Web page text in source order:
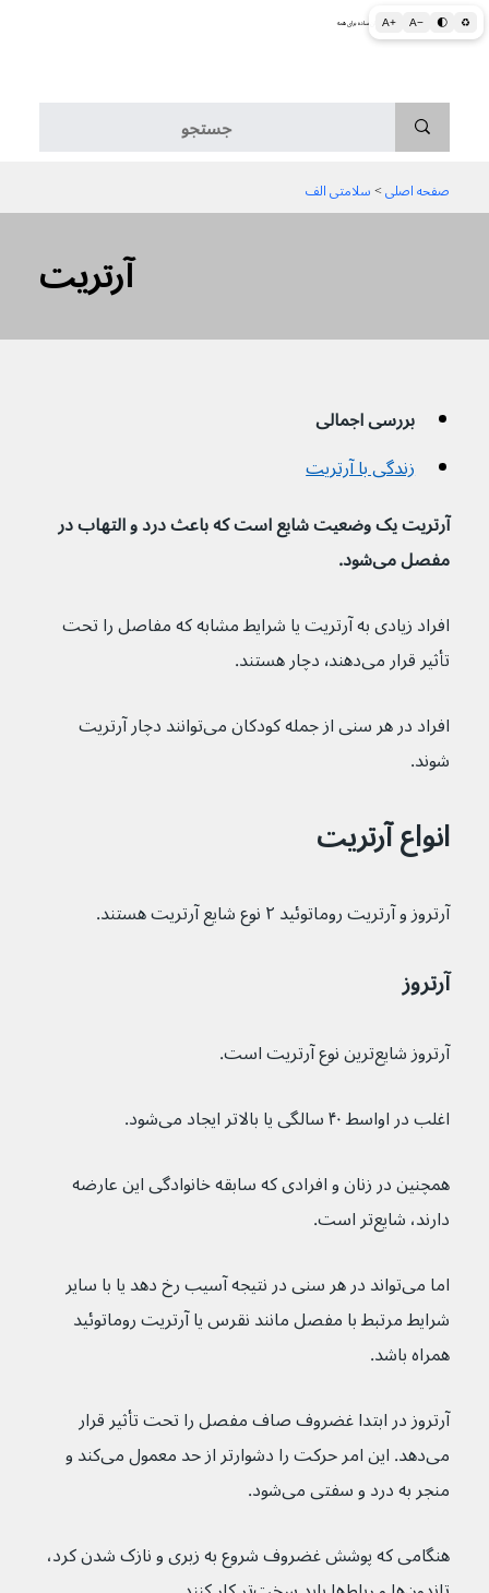
A+ A− 🌓 ♻ اطلاعات پزشکی و بهداشتی به زبان ساده برای همه
صفحه اصلی > سلامتی الف
آرتریت
بررسی اجمالی
زندگی با آرتریت
آرتریت یک وضعیت شایع است که باعث درد و التهاب در
مفصل می‌شود.
افراد زیادی به آرتریت یا شرایط مشابه که مفاصل را تحت
تأثیر قرار می‌دهند٬ دچار هستند.
افراد در هر سنی از جمله کودکان می‌توانند دچار آرتریت
شوند.
انواع آرتریت
آرتروز و آرتریت روماتوئید ۲ نوع شایع آرتریت هستند.
آرتروز
آرتروز شایع‌ترین نوع آرتریت است.
اغلب در اواسط ۴۰ سالگی یا بالاتر ایجاد می‌شود.
همچنین در زنان و افرادی که سابقه خانوادگی این عارضه
دارند، شایع‌تر است.
اما می‌تواند در هر سنی در نتیجه آسیب رخ دهد یا با سایر
شرایط مرتبط با مفصل مانند نقرس یا آرتریت روماتوئید
همراه باشد.
آرتروز در ابتدا غضروف صاف مفصل را تحت تأثیر قرار
می‌دهد. این امر حرکت را دشوارتر از حد معمول می‌کند و
منجر به درد و سفتی می‌شود.
هنگامی که پوشش غضروف شروع به زبری و نازک شدن کرد،